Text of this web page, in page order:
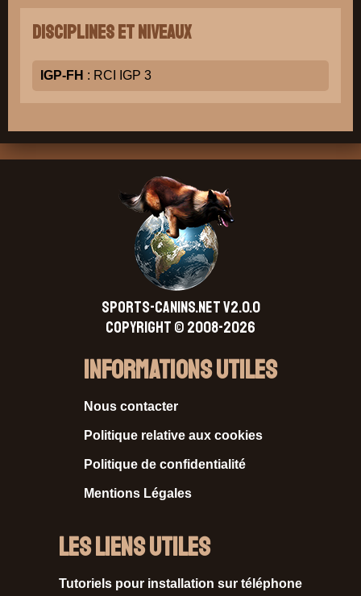
Disciplines et niveaux
IGP-FH : RCI IGP 3
SPORTS-CANINS.NET V2.0.0
Copyright © 2008-2026
Informations Utiles
Nous contacter
Politique relative aux cookies
Politique de confidentialité
Mentions Légales
Les liens utiles
Tutoriels pour installation sur téléphone